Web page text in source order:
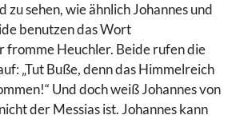
zu sehen, wie ähnlich Johannes und
benutzen das Wort
fromme Heuchler. Beide rufen die
„Tut Buße, denn das Himmelreich
Und doch weiß Johannes von
der Messias ist. Johannes kann